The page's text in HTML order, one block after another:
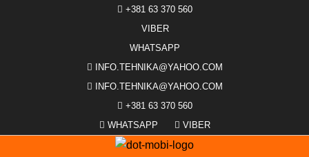
+381 63 370 560
VIBER
WHATSAPP
INFO.TEHNIKA@YAHOO.COM
INFO.TEHNIKA@YAHOO.COM
+381 63 370 560
WHATSAPP
VIBER